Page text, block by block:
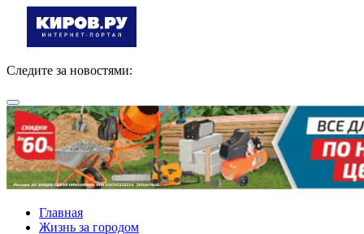
Следите за новостями:
Главная
Жизнь за городом